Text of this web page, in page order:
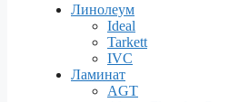
Линолеум
Ideal
Tarkett
IVC
Ламинат
AGT